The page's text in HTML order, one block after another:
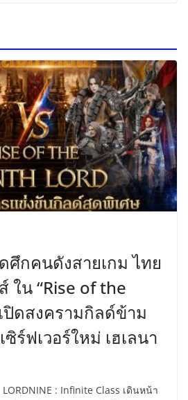
ศึกคนดังสายเกม ไทย
ใน “Rise of the
ปิดสงครามกิลด์ข้าม
ร์ฟเวอร์ใหม่ เฮเลนา
: Infinite Class เดินหน้า